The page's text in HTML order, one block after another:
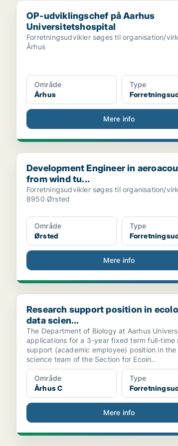
OP-udviklingschef på Aarhus
OP-udviklingschef på Aarhus
Universitetshospital
Forretningsudvikler søges til organisation/
Århus
Område
Århus
Type
Mere info
Development Engineer in aeroacoustics
Development Engineer in
from wind tu...
Forretningsudvikler søges til organisation/
8950 Ørsted
Område
Ørsted
Type
Mere info
Research support position in ecological
Research support position in
data scien...
The Department of Biology at Aarhus
applications for a 3-year fixed term full-time
support (academic employee) position in the
science team of the Section for Ecoin..
Område
Århus C
Type
Mere info